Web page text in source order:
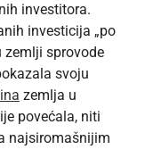
investitora.
investicija „po
zemlji sprovode
svoju
zemlja u
povećala, niti
najsiromašnijim